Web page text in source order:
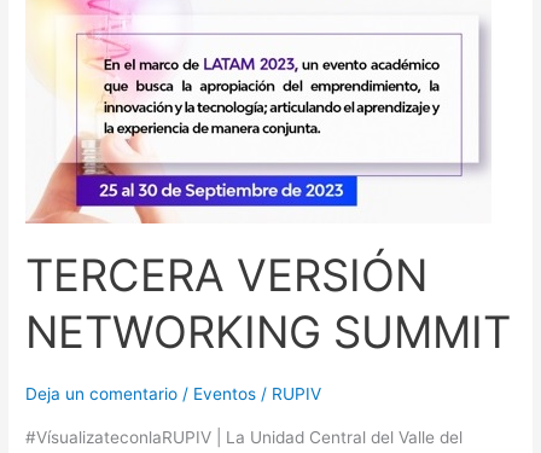
TERCERA VERSIÓN
NETWORKING SUMMIT
Deja un comentario / Eventos / RUPIV
#VísualizateconlaRUPIV | La Unidad Central del Valle del